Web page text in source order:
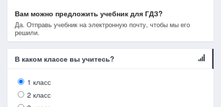
Вам можно предложить учебник для ГДЗ?
Да. Отправь учебник на электронную почту, чтобы мы его
решили.
В каком классе вы учитесь?
1 класс
2 класс